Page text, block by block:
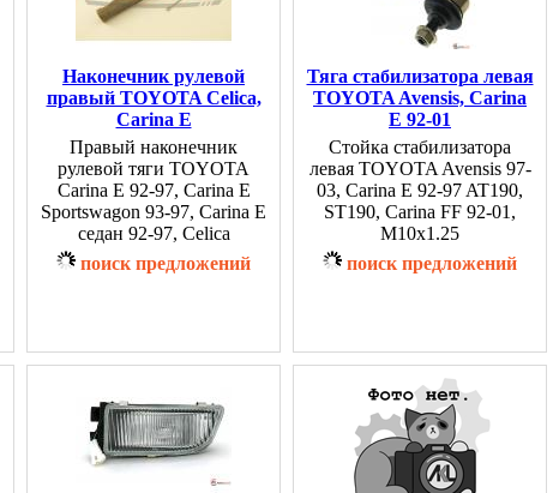
Наконечник рулевой
правый TOYOTA Celica,
Carina E
Правый наконечник
рулевой тяги TOYOTA
Carina E 92-97, Carina E
Sportswagon 93-97, Carina E
седан 92-97, Celica
поиск предложений
Тяга стабилизатора левая
TOYOTA Avensis, Carina
E 92-01
Стойка стабилизатора
левая TOYOTA Avensis 97-
03, Carina E 92-97 AT190,
ST190, Carina FF 92-01,
M10x1.25
поиск предложений